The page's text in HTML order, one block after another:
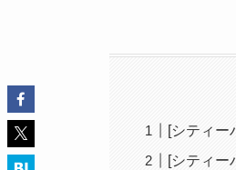
[シティー
[シティー